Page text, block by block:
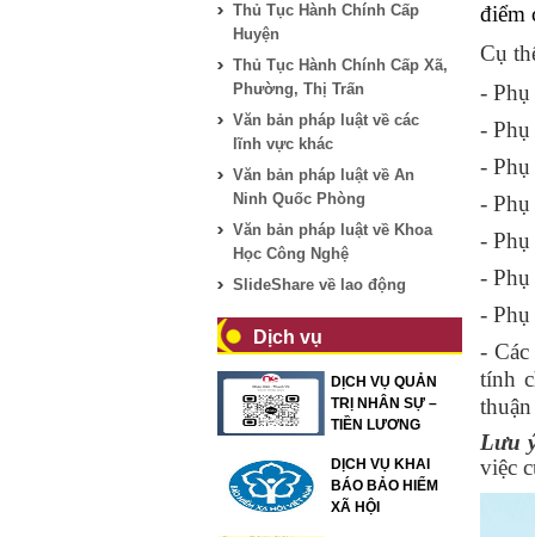
Thủ Tục Hành Chính Cấp
Huyện
Thủ Tục Hành Chính Cấp Xã,
Phường, Thị Trấn
Văn bản pháp luật về các
lĩnh vực khác
Văn bản pháp luật về An
Ninh Quốc Phòng
Văn bản pháp luật về Khoa
Học Công Nghệ
SlideShare về lao động
Dịch vụ
DỊCH VỤ QUẢN
TRỊ NHÂN SỰ –
TIỀN LƯƠNG
DỊCH VỤ KHAI
BÁO BẢO HIỂM
XÃ HỘI
điểm
Cụ
- Phụ
- Phụ
- Phụ
- Phụ
-
-
- Phụ
-
tính
Lưu
việc